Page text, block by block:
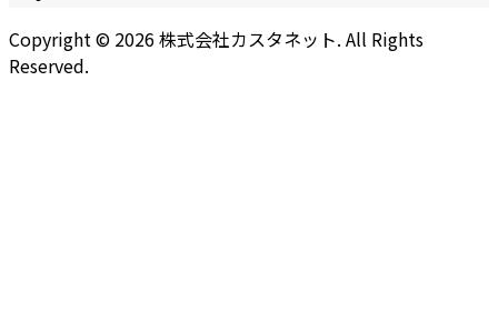
Copyright © 2026株式会社カスタネット. All Rights
Reserved.